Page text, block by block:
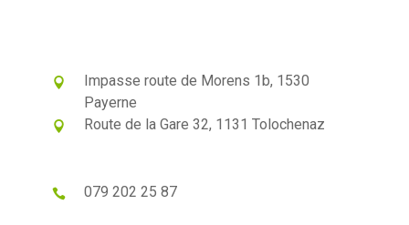
Impasse route de Morens 1b, 1530
Payerne
Route de la Gare 32, 1131 Tolochenaz
079 202 25 87